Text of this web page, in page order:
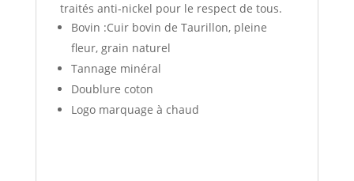
traités anti-nickel pour le respect de tous.
Bovin :Cuir bovin de Taurillon, pleine
fleur, grain naturel
Tannage minéral
Doublure coton
Logo marquage à chaud